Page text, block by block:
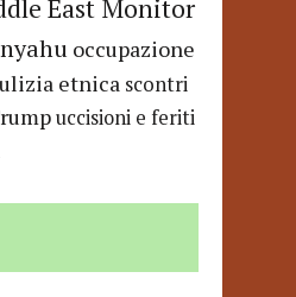
East Monitor
occupazione
etnica scontri
uccisioni e feriti